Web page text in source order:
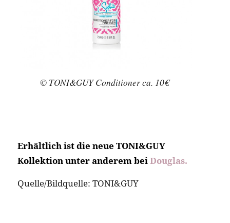
© TONI&GUY Conditioner ca. 10€
Erhältlich ist die neue TONI&GUY
Kollektion unter anderem beiDouglas.
Quelle/Bildquelle: TONI&GUY